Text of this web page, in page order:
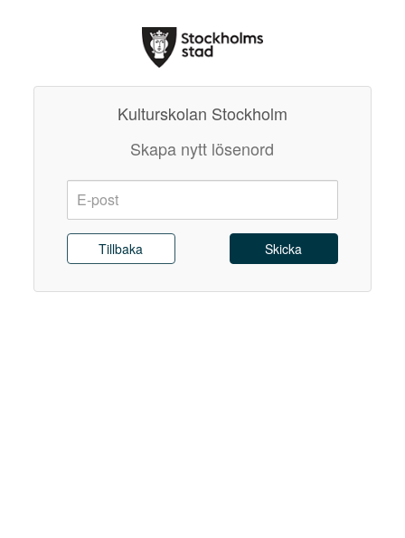
Kulturskolan Stockholm
Skapa nytt lösenord
E-
post:
Skicka